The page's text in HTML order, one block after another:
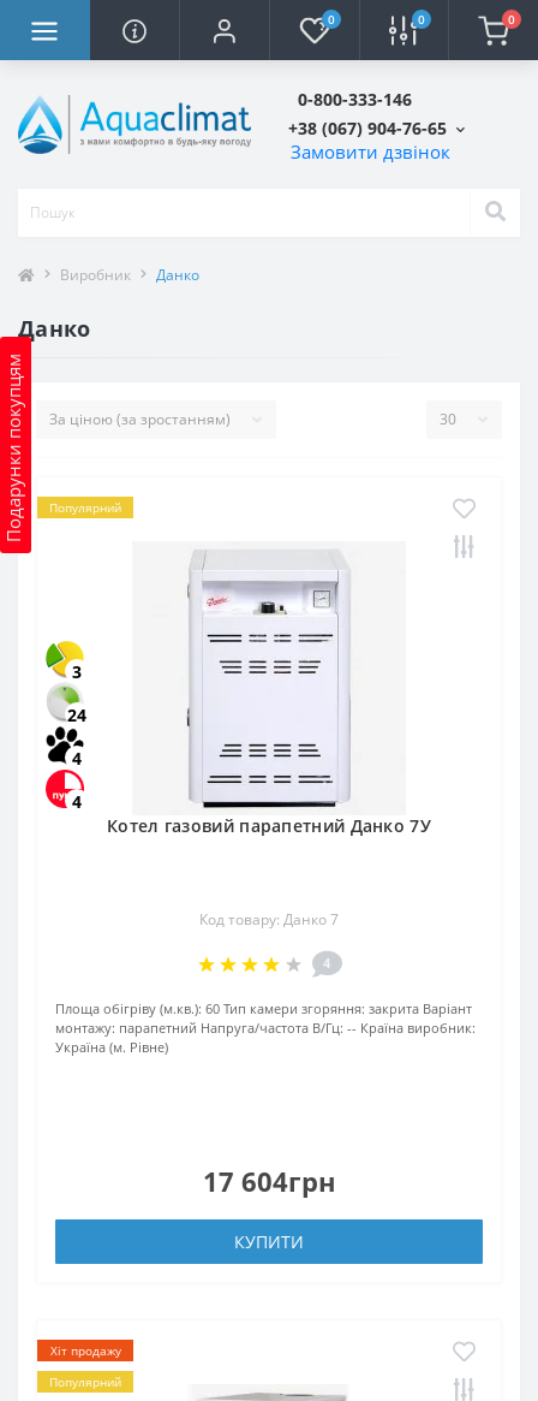
0 0 0
0-800-333-146
+38 (067) 904-76-65
Замовити дзвінок
Подарунки покупцям
Виробник Данко
Данко
Популярний
3
24
4
4
Котел газовий парапетний Данко 7У
Код товару: Данко 7
4
Площа обігріву (м.кв.): 60 Тип камери згоряння: закрита Варіант
монтажу: парапетний Напруга/частота В/Гц: -- Країна виробник:
Україна (м. Рівне)
17 604грн
КУПИТИ
Хіт продажу
Популярний